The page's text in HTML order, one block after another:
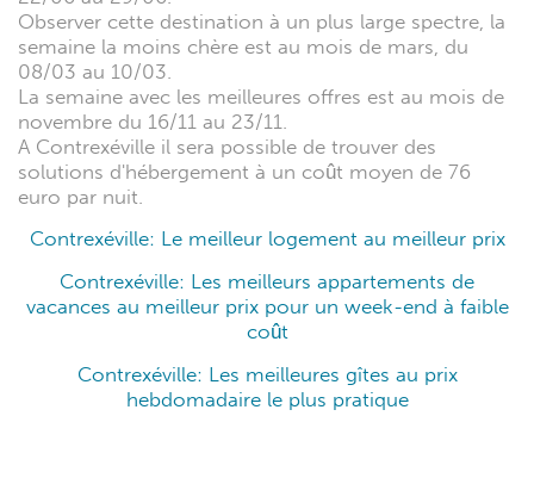
Observer cette destination à un plus large spectre, la
semaine la moins chère est au mois de mars, du
08/03 au 10/03.
La semaine avec les meilleures offres est au mois de
novembre du 16/11 au 23/11.
A Contrexéville il sera possible de trouver des
solutions d'hébergement à un coût moyen de 76
euro par nuit.
Contrexéville: Le meilleur logement au meilleur prix
Contrexéville: Les meilleurs appartements de
vacances au meilleur prix pour un week-end à faible
coût
Contrexéville: Les meilleures gîtes au prix
hebdomadaire le plus pratique